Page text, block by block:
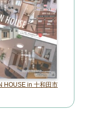
HOUSE in 十和田市